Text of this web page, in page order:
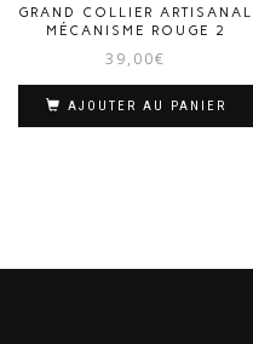
GRAND COLLIER ARTISANAL
MÉCANISME ROUGE 2
39,00€
AJOUTER AU PANIER